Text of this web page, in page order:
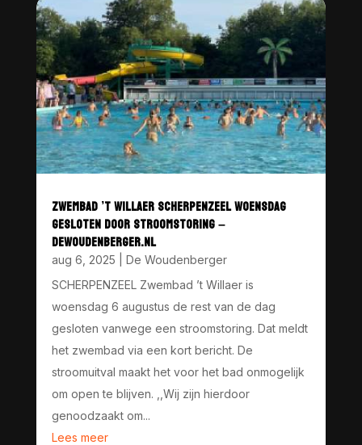
ZWEMBAD ’T WILLAER SCHERPENZEEL WOENSDAG
GESLOTEN DOOR STROOMSTORING –
DEWOUDENBERGER.NL
aug 6, 2025
De Woudenberger
SCHERPENZEEL Zwembad ’t Willaer is
woensdag 6 augustus de rest van de dag
gesloten vanwege een stroomstoring. Dat meldt
het zwembad via een kort bericht. De
stroomuitval maakt het voor het bad onmogelijk
om open te blijven. ,,Wij zijn hierdoor
genoodzaakt om...
Lees meer